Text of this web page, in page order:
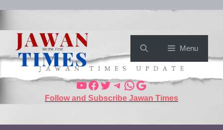
Menu
Follow and Subscribe Jawan Times